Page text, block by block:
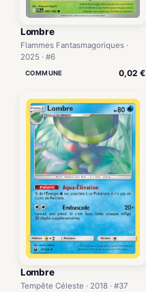
Lombre
Flammes Fantasmagoriques ·
2025 · #6
COMMUNE 0,02 €
Lombre
Tempête Céleste · 2018 · #37